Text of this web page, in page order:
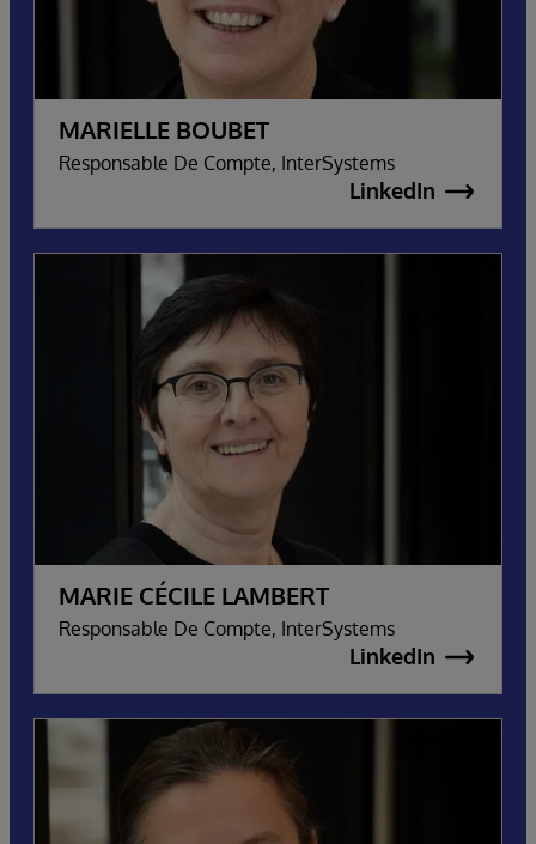
MARIELLE BOUBET
Responsable De Compte, InterSystems
LinkedIn
MARIE CÉCILE LAMBERT
Responsable De Compte, InterSystems
LinkedIn